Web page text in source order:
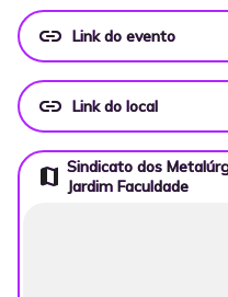
link Link do evento
link Link do local
map Sindicato dos
Jardim Faculdade